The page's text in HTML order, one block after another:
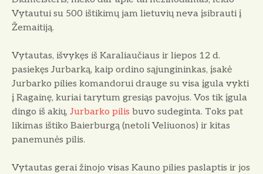
Vytautui su 500 ištikimų jam lietuvių neva įsibrauti į
Žemaitiją.
Vytautas, išvykęs iš Karaliaučiaus ir liepos 12 d.
pasiekęs Jurbarką, kaip ordino sąjungininkas, įsakė
Jurbarko pilies komandorui drauge su visa įgu­la vykti
į Ragainę, kuriai tarytum gre­siąs pavojus. Vos tik įgula
dingo iš akių, Jurbarko pilis buvo sudeginta. Toks pat
likimas ištiko Baierburgą (netoli Veliuonos) ir kitas
panemunės pilis.
Vytautas gerai žinojo visas Kauno pilies paslaptis ir jos